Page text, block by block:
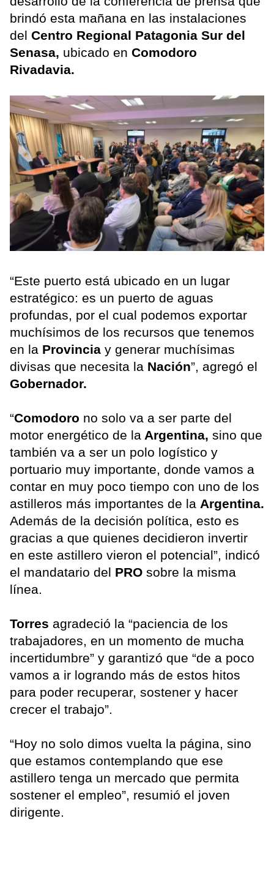
brindó esta mañana en las instalaciones
del Centro Regional Patagonia Sur del
Senasa, ubicado en Comodoro
Rivadavia.
“Este puerto está ubicado en un lugar
estratégico: es un puerto de aguas
profundas, por el cual podemos exportar
muchísimos de los recursos que tenemos
en la Provincia y generar muchísimas
divisas que necesita la Nación”, agregó el
Gobernador.
“Comodoro no solo va a ser parte del
motor energético de la Argentina, sino que
también va a ser un polo logístico y
portuario muy importante, donde vamos a
contar en muy poco tiempo con uno de los
astilleros más importantes de la Argentina.
Además de la decisión política, esto es
gracias a que quienes decidieron invertir
en este astillero vieron el potencial”, indicó
el mandatario del PRO sobre la misma
línea.
Torres agradeció la “paciencia de los
trabajadores, en un momento de mucha
incertidumbre” y garantizó que “de a poco
vamos a ir logrando más de estos hitos
para poder recuperar, sostener y hacer
crecer el trabajo”.
“Hoy no solo dimos vuelta la página, sino
que estamos contemplando que ese
astillero tenga un mercado que permita
sostener el empleo”, resumió el joven
dirigente.